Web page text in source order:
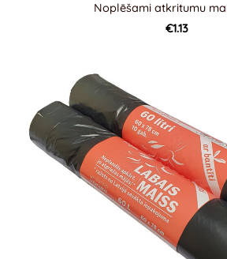
Noplēšami atkritumu
€1.13